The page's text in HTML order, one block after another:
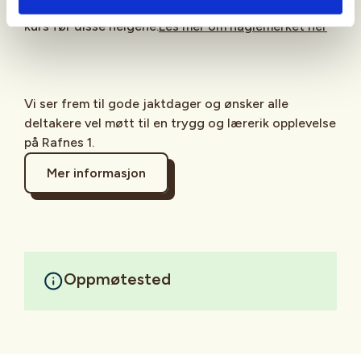
kurs før disse helgene.Les mer om haglemerket her
Vi ser frem til gode jaktdager og ønsker alle
deltakere vel møtt til en trygg og lærerik opplevelse
på Rafnes 1.
Mer informasjon
Oppmøtested